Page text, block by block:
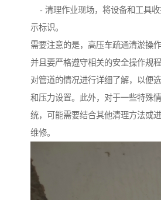
- 清理作业现场，将设备和工具
示标识。
需要注意的是，高压车疏通清淤操
并且要严格遵守相关的安全操作规
对管道的情况进行详细了解，以便
和压力设置。此外，对于一些特殊
统，可能需要结合其他清理方法或
维修。